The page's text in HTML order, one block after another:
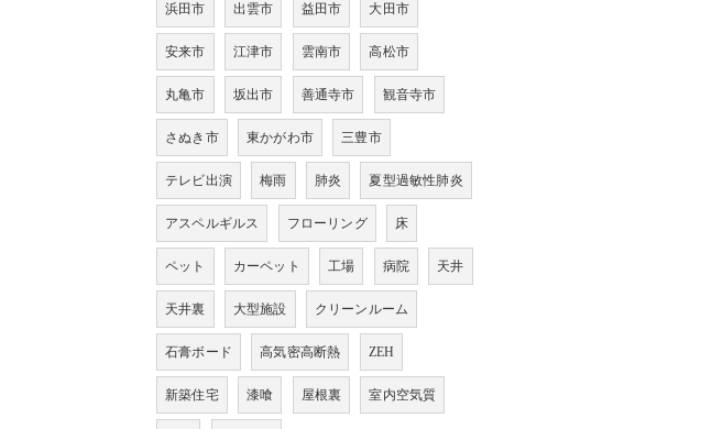
浜田市 出雲市 益田市 大田市
安来市 江津市 雲南市 高松市
丸亀市 坂出市 善通寺市 観音寺市
さぬき市 東かがわ市 三豊市
テレビ出演 梅雨 肺炎 夏型過敏性肺炎
アスペルギルス フローリング 床
ペット カーペット 工場 病院 天井
天井裏 大型施設 クリーンルーム
石膏ボード 高気密高断熱 ZEH
新築住宅 漆喰 屋根裏 室内空気質